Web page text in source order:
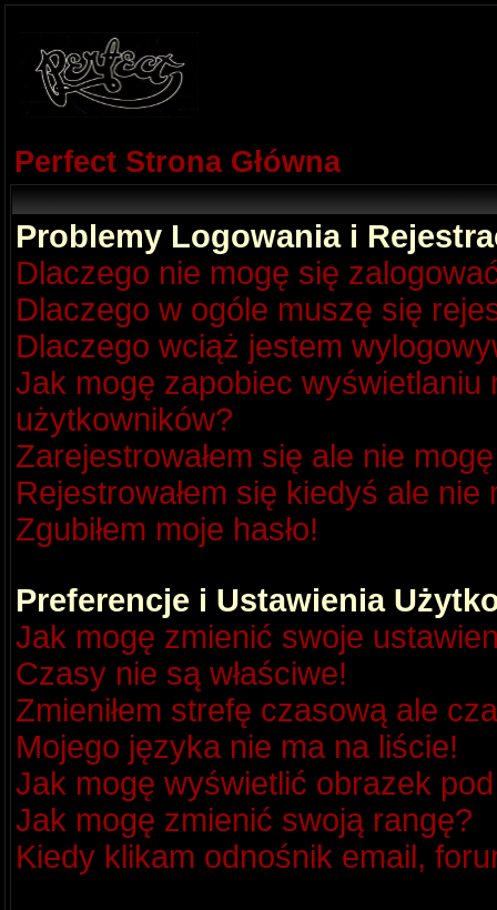
Perfect Strona Główna
Problemy Logowania i
Dlaczego nie mogę się
Dlaczego w ogóle muszę się
Dlaczego wciąż jestem
Jak mogę zapobiec
użytkowników?
Zarejestrowałem się ale nie
Rejestrowałem się kiedyś ale
Zgubiłem moje hasło!
Preferencje i Ustawienia
Jak mogę zmienić swoje
Czasy nie są właściwe!
Zmieniłem strefę czasową ale
Mojego języka nie ma na liście!
Jak mogę wyświetlić obrazek
Jak mogę zmienić swoją rangę?
Kiedy klikam odnośnik email,